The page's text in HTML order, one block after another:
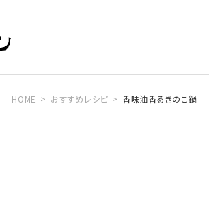
HOME おすすめレシピ 香味油香るきのこ鍋